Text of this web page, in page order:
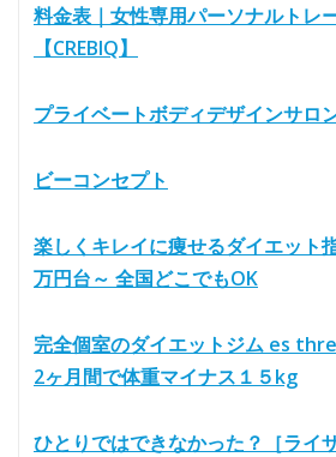
料金表｜女性専用パーソナルトレ
【CREBIQ】
プライベートボディデザインサロン
ビーコンセプト
楽しくキレイに痩せるダイエット
万円台～ 全国どこでもOK
完全個室のダイエットジム es
2ヶ月間で体重マイナス１５kg
ひとりではできなかった？［ライ